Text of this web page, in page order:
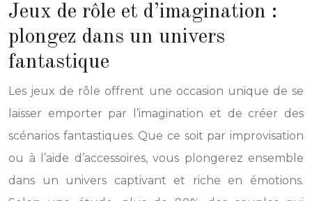
Jeux de rôle et d’imagination :
plongez dans un univers
fantastique
Les jeux de rôle offrent une occasion unique de se
laisser emporter par l’imagination et de créer des
scénarios fantastiques. Que ce soit par improvisation
ou à l’aide d’accessoires, vous plongerez ensemble
dans un univers captivant et riche en émotions.